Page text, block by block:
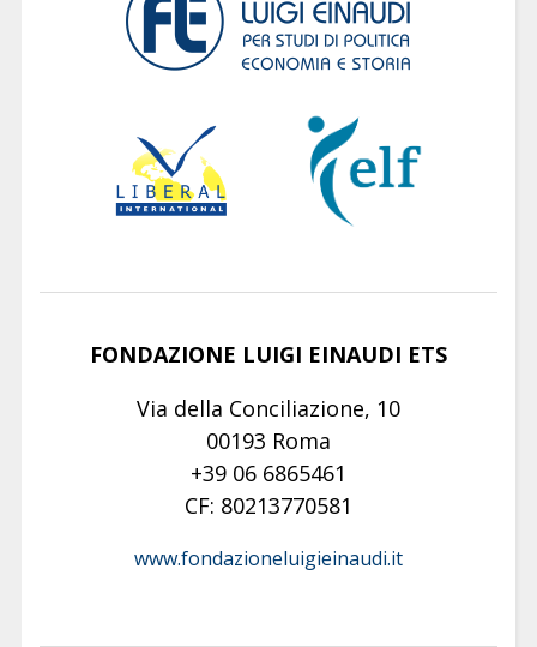
FONDAZIONE LUIGI EINAUDI ETS
Via della Conciliazione, 10
00193 Roma
+39 06 6865461
CF: 80213770581
www.fondazioneluigieinaudi.it